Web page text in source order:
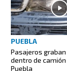
PUEBLA
Pasajeros
dentro de camión
Puebla